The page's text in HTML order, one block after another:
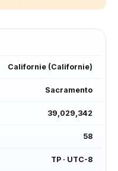
Californie (Californie)
Sacramento
39,029,342
58
TP · UTC-8